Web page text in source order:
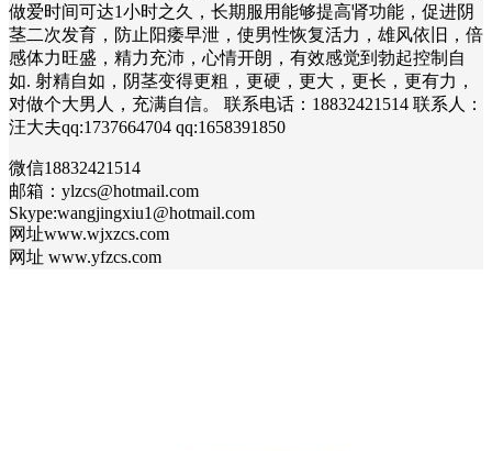
做爱时间可达1小时之久，长期服用能够提高肾功能，促进阴
茎二次发育，防止阳痿早泄，使男性恢复活力，雄风依旧，倍
感体力旺盛，精力充沛，心情开朗，有效感觉到勃起控制自
如. 射精自如，阴茎变得更粗，更硬，更大，更长，更有力，
对做个大男人，充满自信。 联系电话：18832421514 联系人：
汪大夫qq:1737664704 qq:1658391850
微信18832421514
邮箱：ylzcs@hotmail.com
Skype:wangjingxiu1@hotmail.com
网址www.wjxzcs.com
网址 www.yfzcs.com